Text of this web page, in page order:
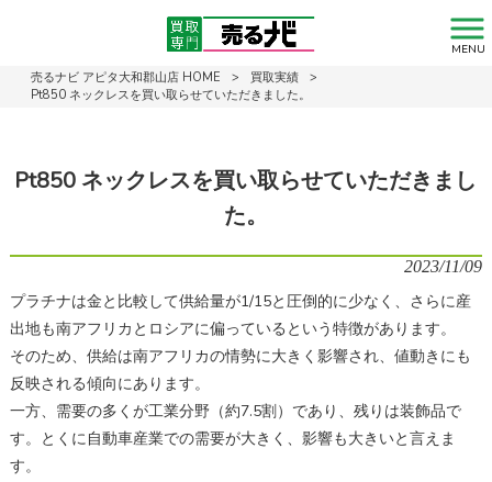
MENU
売るナビ アピタ大和郡山店 HOME > 買取実績
>
Pt850 ネックレスを買い取らせていただきました。
Pt850 ネックレスを買い取らせていただきまし
た。
2023/11/09
プラチナは金と比較して供給量が1/15と圧倒的に少なく、さらに産
出地も南アフリカとロシアに偏っているという特徴があります。
そのため、供給は南アフリカの情勢に大きく影響され、値動きにも
反映される傾向にあります。
一方、需要の多くが工業分野（約7.5割）であり、残りは装飾品で
す。とくに自動車産業での需要が大きく、影響も大きいと言えま
す。